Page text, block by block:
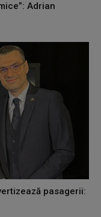
Adrian
pasagerii: